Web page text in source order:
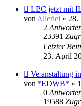
LBC jetzt mit
von Allerlei » 28.
2
23391
Letzter
23. April
Veranstaltung
von *EDWB* »
0
19588